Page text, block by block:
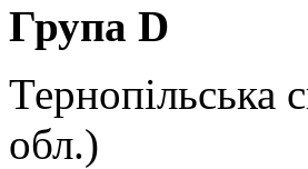
Група D
Тернопільська
обл.)